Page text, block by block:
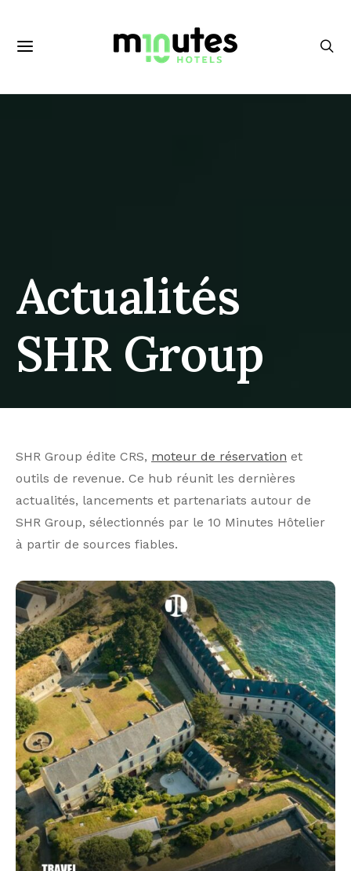
Actualités
SHR Group
SHR Group édite CRS, moteur de réservation et
outils de revenue. Ce hub réunit les dernières
actualités, lancements et partenariats autour de
SHR Group, sélectionnés par le 10 Minutes Hôtelier
à partir de sources fiables.